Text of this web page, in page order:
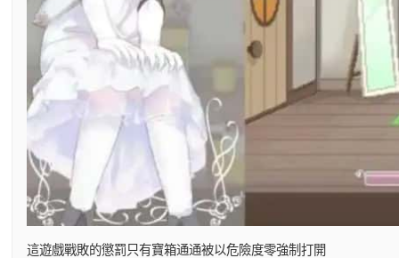
這遊戲戰敗的懲罰只有寶箱通通被以危險度零強制打開